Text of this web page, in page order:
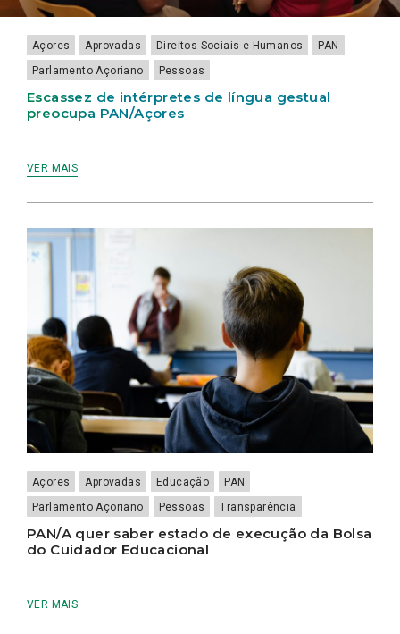
Açores Aprovadas Direitos Sociais e Humanos
PAN
Parlamento Açoriano
Pessoas
Escassez de intérpretes de língua gestual
preocupa PAN/Açores
VER MAIS
Açores Aprovadas Educação
PAN
Parlamento Açoriano
Pessoas Transparência
PAN/A quer saber estado de execução da Bolsa
do Cuidador Educacional
VER MAIS
LAMEIRINHO